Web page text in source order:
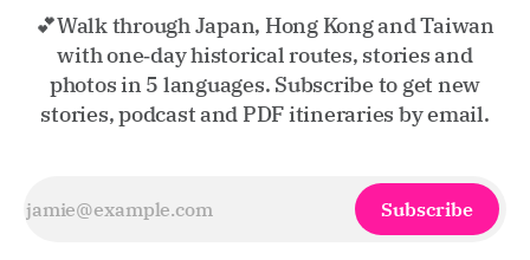
💕Walk through Japan, Hong Kong and Taiwan
with one‑day historical routes, stories and
photos in 5 languages. Subscribe to get new
stories, podcast and PDF itineraries by email.
Subscribe